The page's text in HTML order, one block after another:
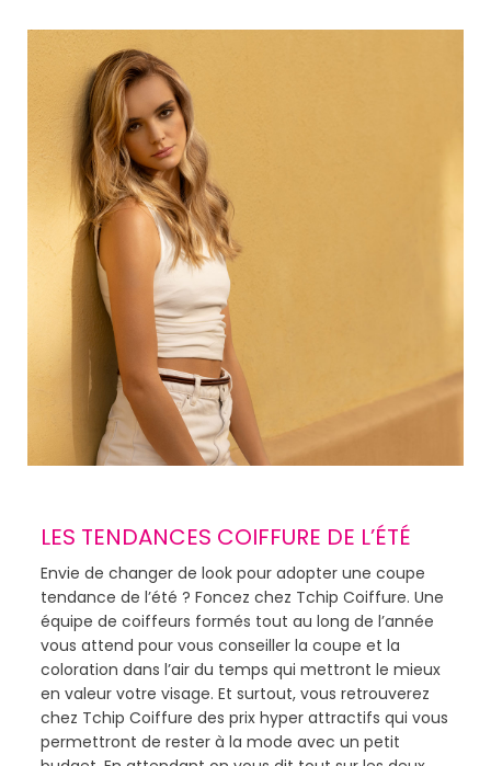
LES TENDANCES COIFFURE DE L’ÉTÉ
Envie de changer de look pour adopter une coupe
tendance de l’été ? Foncez chez Tchip Coiffure. Une
équipe de coiffeurs formés tout au long de l’année
vous attend pour vous conseiller la coupe et la
coloration dans l’air du temps qui mettront le mieux
en valeur votre visage. Et surtout, vous retrouverez
chez Tchip Coiffure des prix hyper attractifs qui vous
permettront de rester à la mode avec un petit